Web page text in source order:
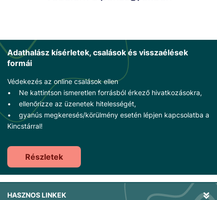
Adathalász kísérletek, csalások és visszaélések
formái
Védekezés az online csalások ellen
• Ne kattintson ismeretlen forrásból érkező hivatkozásokra,
• ellenőrizze az üzenetek hitelességét,
• gyanús megkeresés/körülmény esetén lépjen kapcsolatba a
Kincstárral!
Részletek
HASZNOS LINKEK